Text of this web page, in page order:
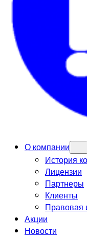
О компании
История
Лицензии
Партнеры
Клиенты
Правовая
Акции
Новости